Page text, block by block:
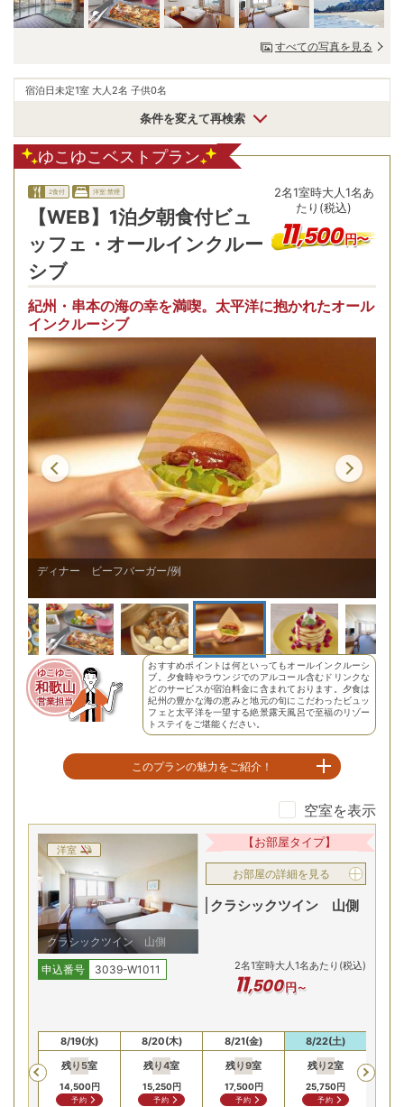
すべての写真を見る
宿泊日未定1室 大人2名 子供0名
条件を変えて再検索
ゆこゆこベストプラン
2食付 洋室:禁煙
【WEB】1泊夕朝食付ビュ
ッフェ・オールインクルー
シブ
2名1室時大人1名あ
たり(税込)
11,500円〜
紀州・串本の海の幸を満喫。太平洋に抱かれたオール
インクルーシブ
朝食 パンケーキ(イメージ)
ゆこゆこ
和歌山
営業担当
おすすめポイントは何といってもオールインクルーシ
ブ。夕食時やラウンジでのアルコール含むドリンクな
どのサービスが宿泊料金に含まれております。夕食は
紀州の豊かな海の恵みと地元の旬にこだわったビュッ
フェと太平洋を一望する絶景露天風呂で至福のリゾー
トステイをご堪能ください。
このプランの魅力をご紹介！
橋杭岩を望む、絶景の温泉露天風呂
本州最南端、高台から太平洋と名勝「橋杭岩」を見下ろす絶
景の温泉露天風呂。天気の良い日は水平線から昇る朝日も望
めます。広々とした大浴場やサウナも完備。塩化物泉の湯
で、心癒されるひとときを。
空室を表示
洋室
クラシックツイン 山側
【お部屋タイプ】
お部屋の詳細を見る
クラシックツイン 山側
申込番号 3039-W1011 2名1室時大人1名あたり(税込)
11,500円～
Previous
8/19(水)
残り 5室
14,500円
予約
8/20(木)
残り4室
15,250円
予約
8/21(金)
残り9室
17,500円
予約
8/22(土)
残り2室
25,750円
予約